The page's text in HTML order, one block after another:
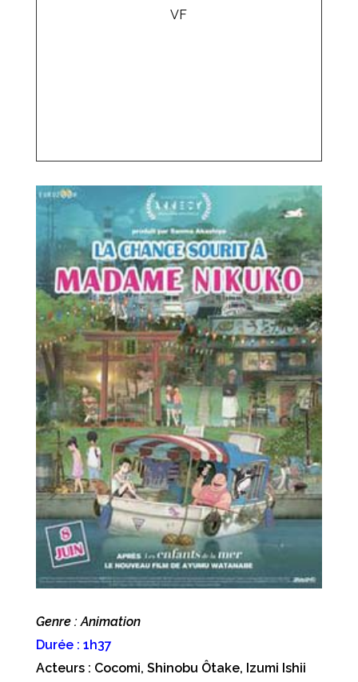
VF
Genre : Animation
Durée : 1h37
Acteurs : Cocomi, Shinobu Ôtake, Izumi Ishii